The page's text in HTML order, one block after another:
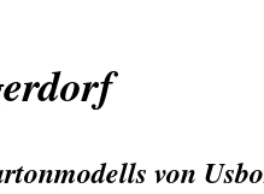
von